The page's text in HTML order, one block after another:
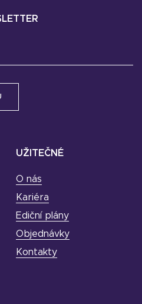
UŽITEČNÉ
O nás
Kariéra
Ediční plány
Objednávky
Kontakty